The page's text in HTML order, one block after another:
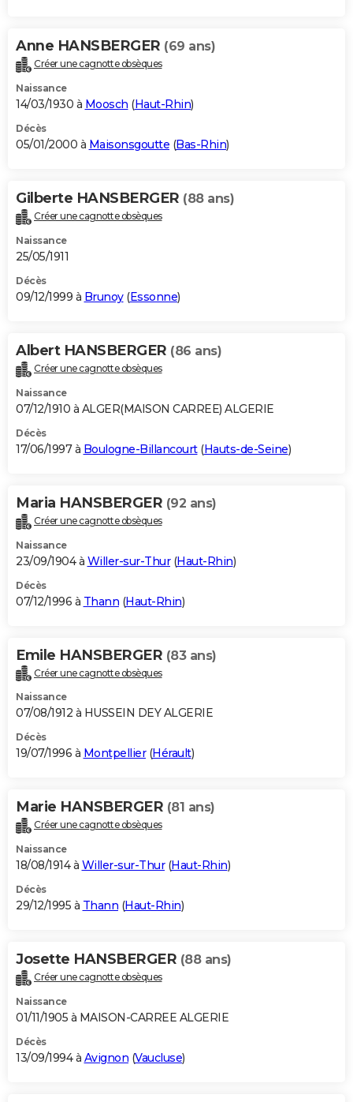
Anne HANSBERGER (69 ans)
Créer une cagnotte obsèques
Naissance
14/03/1930 à Moosch (Haut-Rhin)
Décès
05/01/2000 à Maisonsgoutte (Bas-Rhin)
Gilberte HANSBERGER (88 ans)
Créer une cagnotte obsèques
Naissance
25/05/1911
Décès
09/12/1999 à Brunoy(Essonne)
Albert HANSBERGER (86 ans)
Créer une cagnotte obsèques
Naissance
07/12/1910 à ALGER(MAISON CARREE) ALGERIE
Décès
17/06/1997 à Boulogne-Billancourt(Hauts-de-Seine)
Maria HANSBERGER (92 ans)
Créer une cagnotte obsèques
Naissance
23/09/1904 à Willer-sur-Thur(Haut-Rhin)
Décès
07/12/1996 à Thann (Haut-Rhin)
Emile HANSBERGER (83 ans)
Créer une cagnotte obsèques
Naissance
07/08/1912 à HUSSEIN DEY ALGERIE
Décès
19/07/1996 à Montpellier(Hérault)
Marie HANSBERGER (81 ans)
Créer une cagnotte obsèques
Naissance
18/08/1914 à Willer-sur-Thur(Haut-Rhin)
Décès
29/12/1995 à Thann (Haut-Rhin)
Josette HANSBERGER (88 ans)
Créer une cagnotte obsèques
Naissance
01/11/1905 à MAISON-CARREE ALGERIE
Décès
13/09/1994 à Avignon (Vaucluse)